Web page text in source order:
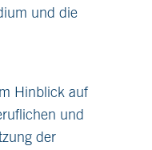
und die
Hinblick auf
und
der